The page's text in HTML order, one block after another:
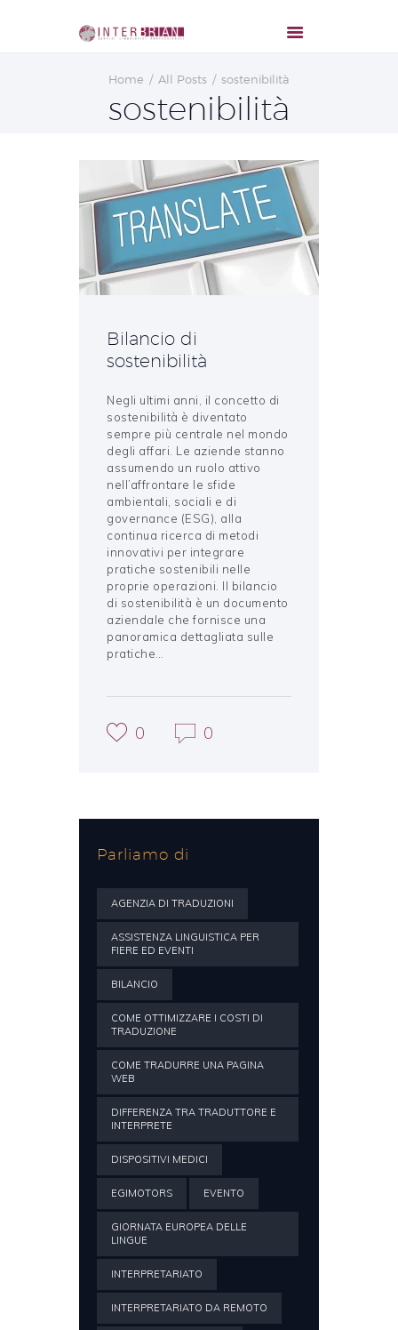
Home All Posts sostenibilità
sostenibilità
Bilancio di
sostenibilità
Negli ultimi anni, il concetto di
sostenibilità è diventato
sempre più centrale nel mondo
degli affari. Le aziende stanno
assumendo un ruolo attivo
nell’affrontare le sfide
ambientali, sociali e di
governance (ESG), alla
continua ricerca di metodi
innovativi per integrare
pratiche sostenibili nelle
proprie operazioni. Il bilancio
di sostenibilità è un documento
aziendale che fornisce una
panoramica dettagliata sulle
pratiche…
0 0
Parliamo di
AGENZIA DI TRADUZIONI
ASSISTENZA LINGUISTICA PER
FIERE ED EVENTI
BILANCIO
COME OTTIMIZZARE I COSTI DI
TRADUZIONE
COME TRADURRE UNA PAGINA
WEB
DIFFERENZA TRA TRADUTTORE E
INTERPRETE
DISPOSITIVI MEDICI
EGIMOTORS EVENTO
GIORNATA EUROPEA DELLE
LINGUE
INTERPRETARIATO
INTERPRETARIATO DA REMOTO